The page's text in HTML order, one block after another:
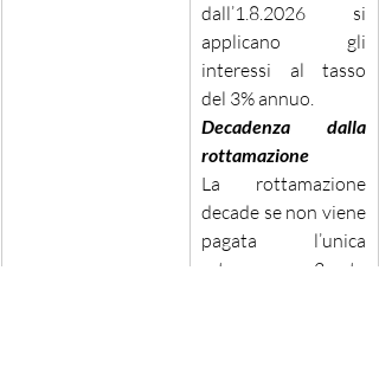
dall’1.8.2026 si
applicano gli
interessi al tasso
del 3% annuo.
Decadenza dalla
rottamazione
La rottamazione
decade se non viene
pagata l’unica
rata, oppure 2 rate